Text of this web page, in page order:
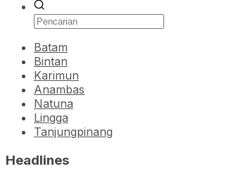
Batam
Bintan
Karimun
Anambas
Natuna
Lingga
Tanjungpinang
Headlines